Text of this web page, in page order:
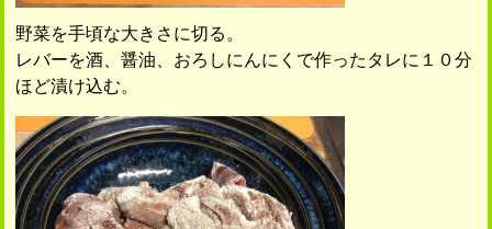
野菜を手頃な大きさに切る。
レバーを酒、醤油、おろしにんにくで作ったタレに１０分
ほど漬け込む。